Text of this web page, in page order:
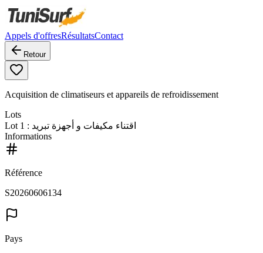
Appels d'offresRésultatsContact
Retour
Acquisition de climatiseurs et appareils de refroidissement
Lots
Lot 1
: اقتناء مكيفات و أجهزة تبريد
Informations
Référence
S20260606134
Pays